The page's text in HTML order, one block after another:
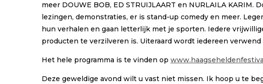
meer DOUWE BOB, ED STRUIJLAART en NURLAILA
lezingen, demonstraties, er is stand-up comedy en meer.
hun verhalen en gaan letterlijk met je sporten. Iedere
producten te verzilveren is. Uiteraard wordt iedereen
Het hele programma is te vinden op
Deze geweldige avond wilt u vast niet missen. Ik hoop u te